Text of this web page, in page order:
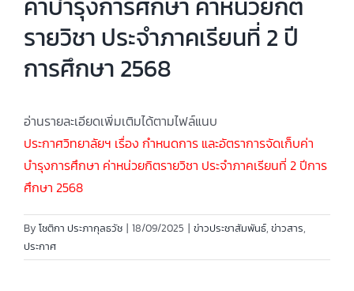
รายวิชา ประจำภาคเรียนที่ 2 ปี
การศึกษา 2568
อ่านรายละเอียดเพิ่มเติมได้ตามไฟล์แนบ
ประกาศวิทยาลัยฯ เรื่อง กำหนดการ และอัตราการจัดเก็บค่า
บำรุงการศึกษา ค่าหน่วยกิตรายวิชา ประจำภาคเรียนที่ 2 ปีการ
ศึกษา 2568
By โชติกา ประภากุลธวัช | 18/09/2025 | ข่าวประชาสัมพันธ์, ข่าวสาร,
ประกาศ